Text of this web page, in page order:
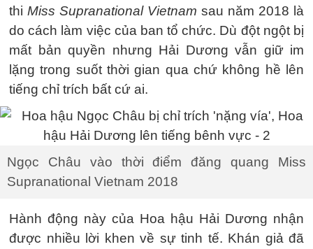
thi Miss Supranational Vietnam sau năm 2018 là
do cách làm việc của ban tổ chức. Dù đột ngột bị
mất bản quyền nhưng Hải Dương vẫn giữ im
lặng trong suốt thời gian qua chứ không hề lên
tiếng chỉ trích bất cứ ai.
Ngọc Châu vào thời điểm đăng quang Miss
Supranational Vietnam 2018
Hành động này của Hoa hậu Hải Dương nhận
được nhiều lời khen về sự tinh tế. Khán giả đã